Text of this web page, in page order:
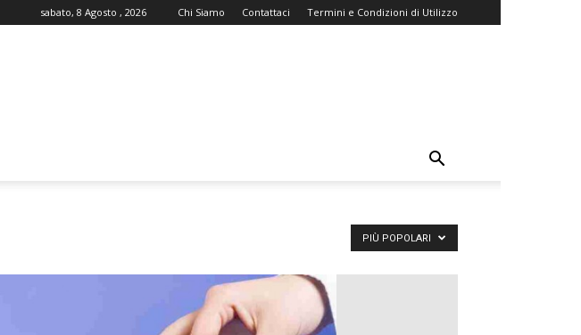
sabato, 8 Agosto , 2026 Chi Siamo Contattaci Termini e Condizioni di Utilizzo
PIÙ POPOLARI